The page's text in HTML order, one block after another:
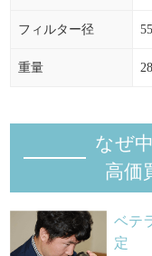
フィルター径
重量
なぜ
高価
ベテ
定